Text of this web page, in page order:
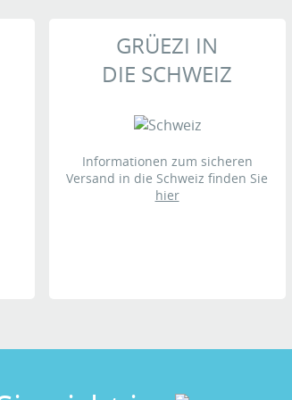
Ihre
GRÜEZI IN
DIE SCHWEIZ
Informationen zum sicheren
Versand in die Schweiz finden Sie
hier